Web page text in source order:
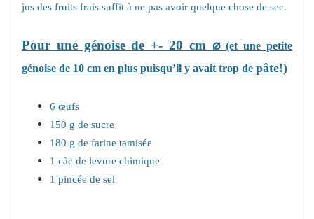
jus des fruits frais suffit à ne pas avoir quelque chose de sec.
Pour une génoise de +- 20 cm ⌀(et une petite
génoise de 10 cm en plus puisqu’il y avait trop de pâte!)
6 œufs
150 g de sucre
180 g de farine tamisée
1 càc de levure chimique
1 pincée de sel